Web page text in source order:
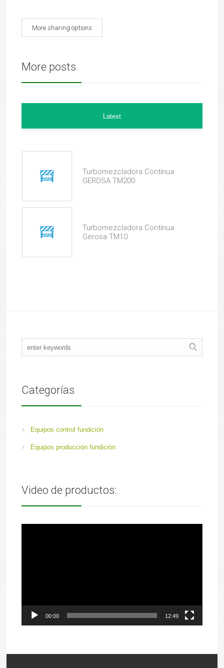
More sharing options
More posts
Latest
Turbomezcladora Contínua
GEROSA TM200
Turbomezcladora Contínua
Gerosa TM10
Categorías
Equipos control fundición
Equipos producción fundición
Video de productos:
00:00 12:49